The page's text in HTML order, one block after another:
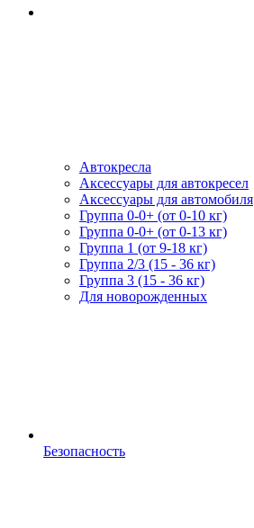
Автокресла
Аксессуары для автокресел
Аксессуары для автомобиля
Группа 0-0+ (от 0-10 кг)
Группа 0-0+ (от 0-13 кг)
Группа 1 (от 9-18 кг)
Группа 2/3 (15 - 36 кг)
Группа 3 (15 - 36 кг)
Для новорожденных
Безопасность